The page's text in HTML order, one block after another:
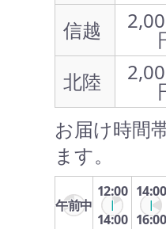
信越
北陸
お届け時間
ます。
午前中
12:00
14:00
14:00
16:00